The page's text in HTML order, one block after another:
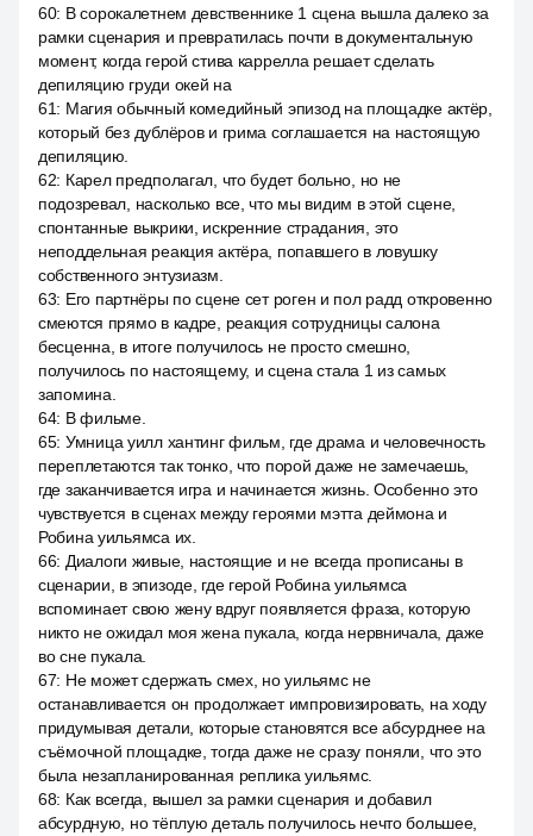
60: В сорокалетнем девственнике 1 сцена вышла далеко за
рамки сценария и превратилась почти в документальную
момент, когда герой стива каррелла решает сделать
депиляцию груди окей на
61: Магия обычный комедийный эпизод на площадке актёр,
который без дублёров и грима соглашается на настоящую
депиляцию.
62: Карел предполагал, что будет больно, но не
подозревал, насколько все, что мы видим в этой сцене,
спонтанные выкрики, искренние страдания, это
неподдельная реакция актёра, попавшего в ловушку
собственного энтузиазм.
63: Его партнёры по сцене сет роген и пол радд откровенно
смеются прямо в кадре, реакция сотрудницы салона
бесценна, в итоге получилось не просто смешно,
получилось по настоящему, и сцена стала 1 из самых
запомина.
64: В фильме.
65: Умница уилл хантинг фильм, где драма и человечность
переплетаются так тонко, что порой даже не замечаешь,
где заканчивается игра и начинается жизнь. Особенно это
чувствуется в сценах между героями мэтта деймона и
Робина уильямса их.
66: Диалоги живые, настоящие и не всегда прописаны в
сценарии, в эпизоде, где герой Робина уильямса
вспоминает свою жену вдруг появляется фраза, которую
никто не ожидал моя жена пукала, когда нервничала, даже
во сне пукала.
67: Не может сдержать смех, но уильямс не
останавливается он продолжает импровизировать, на ходу
придумывая детали, которые становятся все абсурднее на
съёмочной площадке, тогда даже не сразу поняли, что это
была незапланированная реплика уильямс.
68: Как всегда, вышел за рамки сценария и добавил
абсурдную, но тёплую деталь получилось нечто большее,